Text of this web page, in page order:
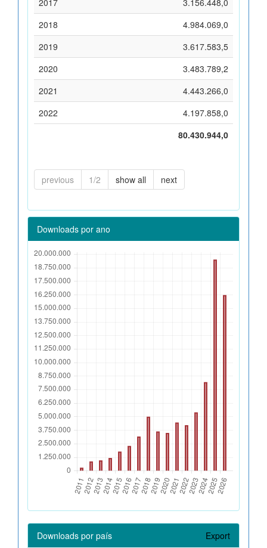
2018
4.984.069,0
2019
3.617.583,5
2020
3.483.789,2
2021
4.443.266,0
2022
4.197.858,0
80.430.944,0
previous 1/2 show all next
Downloads por ano
Downloads por país Export